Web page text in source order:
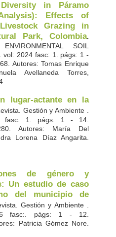
in Páramo
Effects of
Grazing in
Park, Colombia.
SOIL
vol: 2024 fasc: 1. págs: 1 -
Autores: Tomas Enrique
Avellaneda Torres,
lugar-actante en la
Gestión y Ambiente .
fasc: 1. págs: 1 - 14.
Autores: María Del
Lorena Díaz Angarita.
de género y
Un estudio de caso
del municipio de
Gestión y Ambiente .
fasc:. págs: 1 - 12.
Patricia Gómez Nore.